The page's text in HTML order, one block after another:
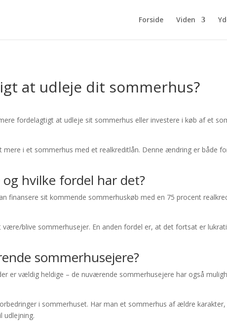
Forside Viden
at udleje dit sommerhus?
fordelagtigt at udleje sit sommerhus eller investere i køb af et
mere i et sommerhus med et realkreditlån. Denne ændring er både
hvilke fordel har det?
finansere sit kommende sommerhuskøb med en 75 procent
blive sommerhusejer. En anden fordel er, at det fortsat er
sommerhusejere?
er vældig heldige – de nuværende sommerhusejere har også
i sommerhuset. Har man et sommerhus af ældre
udlejning.